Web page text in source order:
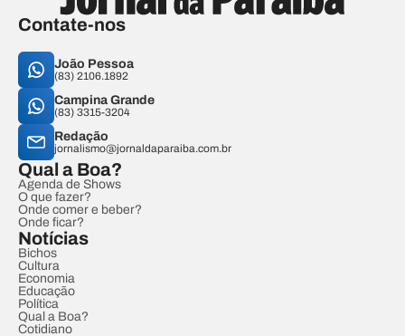
Contate-nos
João Pessoa
(83) 2106.1892
Campina Grande
(83) 3315-3204
Redação
jornalismo@jornaldaparaiba.com.br
Qual a Boa?
Agenda de Shows
O que fazer?
Onde comer e beber?
Onde ficar?
Notícias
Bichos
Cultura
Economia
Educação
Política
Qual a Boa?
Cotidiano